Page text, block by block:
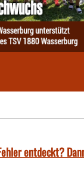
entdeckt?